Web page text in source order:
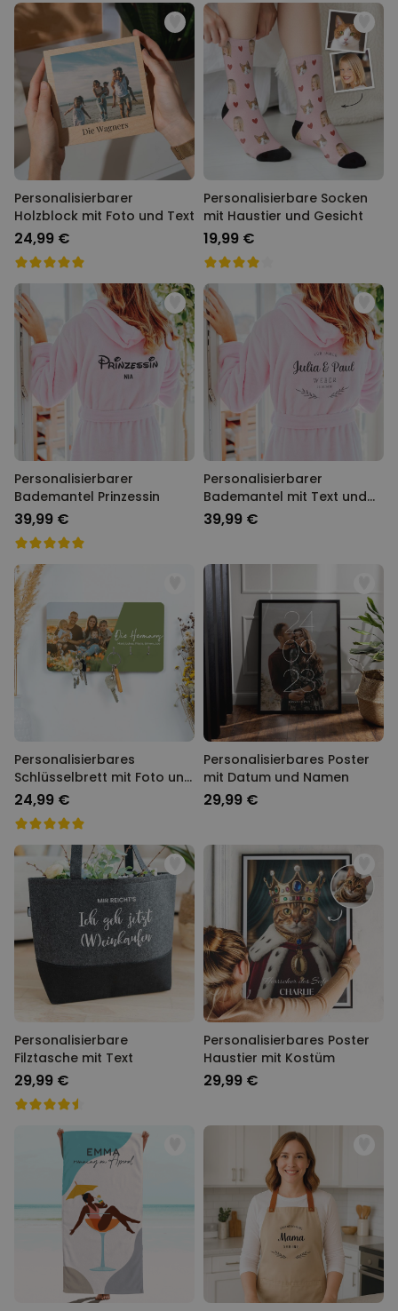
Personalisierbarer
Holzblock mit Foto und Text
24,99 €
Personalisierbare Socken
mit Haustier und Gesicht
19,99 €
Personalisierbarer
Bademantel Prinzessin
39,99 €
Personalisierbarer
Bademantel mit Text und
Kranz
39,99 €
Personalisierbares
Schlüsselbrett mit Foto und
Text
24,99 €
Personalisierbares Poster
mit Datum und Namen
29,99 €
Personalisierbare
Filztasche mit Text
29,99 €
Personalisierbares Poster
Haustier mit Kostüm
29,99 €